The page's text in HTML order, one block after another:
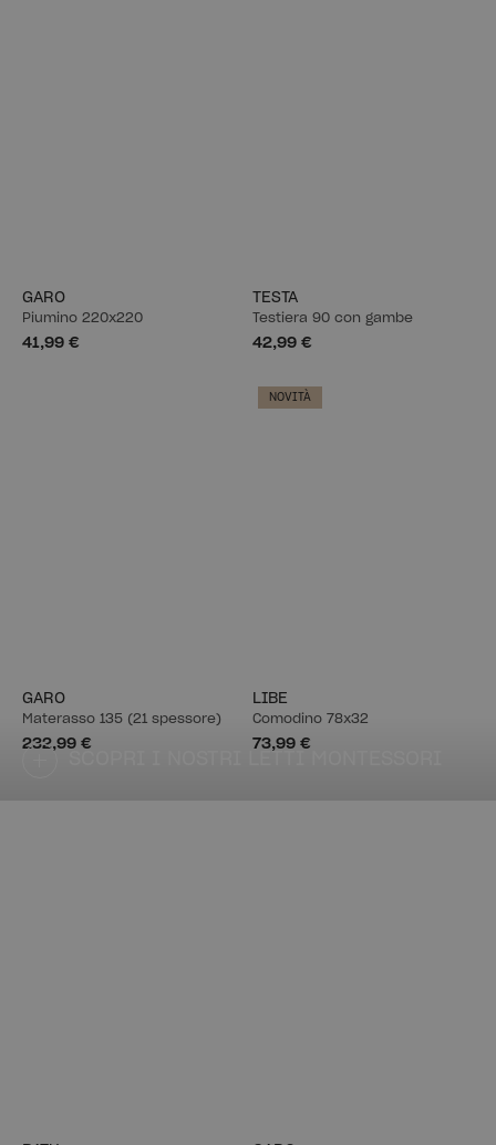
GARO
Piumino 220x220
41,99 €
TESTA
Testiera 90 con gambe
42,99 €
GARO
Materasso 135 (21 spessore)
232,99 €
NOVITÀ
LIBE
Comodino 78x32
73,99 €